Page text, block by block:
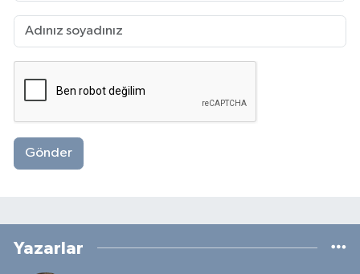
Gönder
Yazarlar